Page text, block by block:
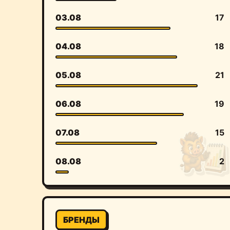
03.08 17
04.08 18
05.08 21
06.08 19
07.08 15
08.08 2
БРЕНДЫ